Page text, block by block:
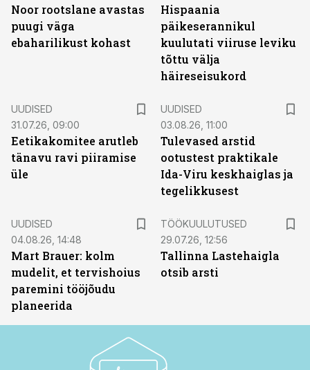
Noor rootslane avastas
puugi väga
ebaharilikust kohast
Hispaania
päikeserannikul
kuulutati viiruse leviku
tõttu välja
häireseisukord
UUDISED
31.07.26, 09:00
Eetikakomitee arutleb
tänavu ravi piiramise
üle
UUDISED
03.08.26, 11:00
Tulevased arstid
ootustest praktikale
Ida-Viru keskhaiglas ja
tegelikkusest
UUDISED
04.08.26, 14:48
Mart Brauer: kolm
mudelit, et tervishoius
paremini tööjõudu
planeerida
TÖÖKUULUTUSED
29.07.26, 12:56
Tallinna Lastehaigla
otsib arsti